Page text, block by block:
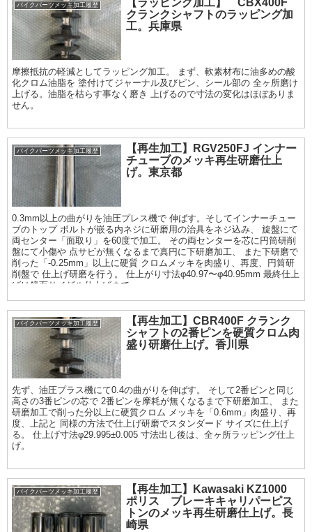
バイクパーツメッキ加工履歴
【ラッピング加工】 CBX400F
クランクシャフトのラッピング加
工。兵庫県
摩擦抵抗の軽減としてラッピング加工。 まず、軟素材布に油多めの酸
化クロム油脂を 塗付けてジャーナル及びピン、シール部の 全ヶ所磨け
上げる。油脂を枯らす事なく磨き 上げるので寸法の変化はほぼありま
せん。
バイクパーツメッキ加工履歴
【再生加工】RGV250FJ インナー
チューブのメッキ再生研磨仕上
げ。東京都
0.3mm以上の曲がりを油圧プレス機で 伸ばす。そしてインナーチュー
ブのトップ ボルトが嵌る内ネジに研磨用の治具をネジ込み、 旋盤にて
両センター「面取り」を60度で加工。 その両センターを芯に円筒研削
盤にて小傷や 点サビが無くなるまで真円に下研磨加工、 また下研磨で
削った「-0.25mm」以上に硬質 クロムメッキを肉盛り、再度、円筒研
削盤で 仕上げ研磨を行う。 仕上がり寸法φ40.97〜φ40.95mm 最終仕上
げは鏡面サイザル仕上げまで
バイクパーツメッキ加工履歴
【再生加工】CBR400F クランク
シャフトの2番ピンを硬質クロム肉
盛り研磨仕上げ。香川県
先ず、油圧プラス機にて0.4の曲がりを伸ばす。 そして2番ピンと同じ
高さの3番ピンの芯で 2番ピンを摩耗が無くなるまで下研磨加工、 また
研磨加工で削った分以上に硬質クロム メッキを「0.6mm」肉盛り、再
度、上記と 同様の方法で仕上げ研磨でスタンダード サイズに仕上げ
る。 仕上げ寸法φ29.995±0.005 寸法出し後は、全ヶ所ラッピング仕上
げ。
バイクパーツメッキ加工履歴
【再生加工】Kawasaki KZ1000
ポリス ブレーキキャリパーピス
トンのメッキ再生研磨仕上げ。長
崎県